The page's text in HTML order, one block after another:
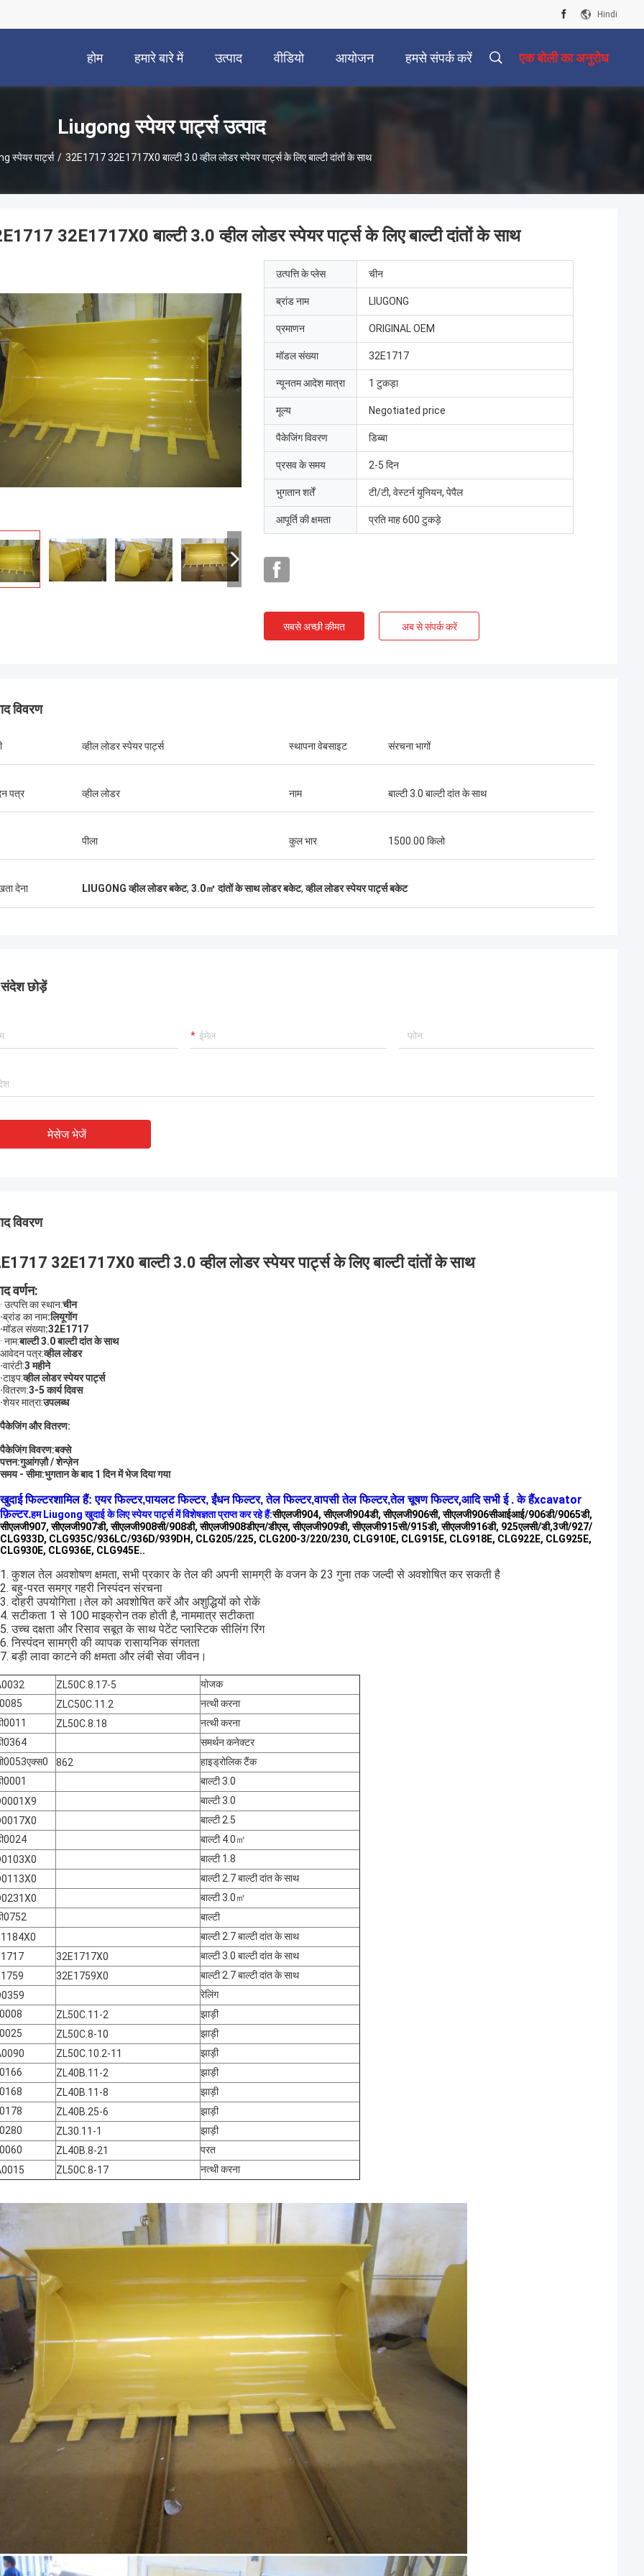
Hindi
होम हमारे बारे में उत्पाद वीडियो आयोजन हमसे संपर्क करें एक बोली का अनुरोध
Liugong स्पेयर पार्ट्स उत्पाद
स्पेयर पार्ट्स / 32E1717 32E1717X0 बाल्टी 3.0 व्हील लोडर स्पेयर पार्ट्स के लिए बाल्टी दांतों के साथ
32E1717X0 बाल्टी 3.0 व्हील लोडर स्पेयर पार्ट्स के लिए बाल्टी दांतों के साथ
उत्पत्ति के प्लेस चीन
ब्रांड नाम LIUGONG
प्रमाणन ORIGINAL OEM
मॉडल संख्या 32E1717
न्यूनतम आदेश मात्रा 1 टुकड़ा
मूल्य Negotiated price
पैकेजिंग विवरण डिब्बा
प्रसव के समय 2-5 दिन
भुगतान शर्तें टी/टी, वेस्टर्न यूनियन, पेपैल
आपूर्ति की क्षमता प्रति माह 600 टुकड़े
सबसे अच्छी कीमत अब से संपर्क करें
विवरण
व्हील लोडर स्पेयर पार्ट्स स्थापना वेबसाइट संरचना भागों
पत्र व्हील लोडर नाम बाल्टी 3.0 बाल्टी दांत के साथ
पीला कुल भार 1500.00 किलो
देना LIUGONG व्हील लोडर बकेट, 3.0㎡ दांतों के साथ लोडर बकेट,व्हील लोडर स्पेयर पार्ट्स बकेट
छोड़ें
मेसेज भेजें
विवरण
32E1717X0 बाल्टी 3.0 व्हील लोडर स्पेयर पार्ट्स के लिए बाल्टी दांतों के साथ
वर्णन:
· उत्पत्ति का स्थान:चीन
·ब्रांड का नाम:लियूगोंग
·मॉडल संख्या:32E1717
· नाम:बाल्टी 3.0 बाल्टी दांत के साथ
आवेदन पत्र:व्हील लोडर
·वारंटी:3 महीने
·टाइप:व्हील लोडर स्पेयर पार्ट्स
·वितरण:3-5 कार्य दिवस
·शेयर मात्रा:उपलब्ध
पैकेजिंग और वितरण:
पैकेजिंग विवरण:बक्से
पत्तन:गुआंगज़ौ / शेन्ज़ेन
समय - सीमा:भुगतान के बाद 1 दिन में भेज दिया गया
खुदाई फिल्टरशामिल हैं: एयर फिल्टर,पायलट फिल्टर, ईंधन फिल्टर, तेल फिल्टर,वापसी तेल फिल्टर,तेल चूषण फिल्टर,आदि सभी ई . के हैंxcavator
फ़िल्टर.हम Liugong खुदाई के लिए स्पेयर पार्ट्स में विशेषज्ञता प्राप्त कर रहे हैं:सीएलजी904, सीएलजी904डी, सीएलजी906सी, सीएलजी906सीआईआई/906डी/9065डी,
सीएलजी907, सीएलजी907डी, सीएलजी908सी/908डी, सीएलजी908डीएन/डीएस, सीएलजी909डी, सीएलजी915सी/915डी, सीएलजी916डी, 925एलसी/डी,3जी/927/
CLG933D, CLG935C/936LC/936D/939DH, CLG205/225, CLG200-3/220/230, CLG910E, CLG915E, CLG918E, CLG922E, CLG925E,
CLG930E, CLG936E, CLG945E..
1. कुशल तेल अवशोषण क्षमता, सभी प्रकार के तेल की अपनी सामग्री के वजन के 23 गुना तक जल्दी से अवशोषित कर सकती है
2. बहु-परत समग्र गहरी निस्पंदन संरचना
3. दोहरी उपयोगिता।तेल को अवशोषित करें और अशुद्धियों को रोकें
4. सटीकता 1 से 100 माइक्रोन तक होती है, नाममात्र सटीकता
5. उच्च दक्षता और रिसाव सबूत के साथ पेटेंट प्लास्टिक सीलिंग रिंग
6. निस्पंदन सामग्री की व्यापक रासायनिक संगतता
7. बड़ी लावा काटने की क्षमता और लंबी सेवा जीवन।
ZL50C.8.17-5
योजक
ZLC50C.11.2
नत्थी करना
ZL50C.8.18
नत्थी करना
समर्थन कनेक्टर
862
हाइड्रोलिक टैंक
बाल्टी 3.0
बाल्टी 3.0
बाल्टी 2.5
बाल्टी 4.0㎡
बाल्टी 1.8
बाल्टी 2.7 बाल्टी दांत के साथ
बाल्टी 3.0㎡
बाल्टी
बाल्टी 2.7 बाल्टी दांत के साथ
32E1717X0
बाल्टी 3.0 बाल्टी दांत के साथ
32E1759X0
बाल्टी 2.7 बाल्टी दांत के साथ
रेलिंग
ZL50C.11-2
झाड़ी
ZL50C.8-10
झाड़ी
ZL50C.10.2-11
झाड़ी
ZL40B.11-2
झाड़ी
ZL40B.11-8
झाड़ी
ZL40B.25-6
झाड़ी
ZL30.11-1
झाड़ी
ZL40B.8-21
परत
ZL50C.8-17 नत्थी करना